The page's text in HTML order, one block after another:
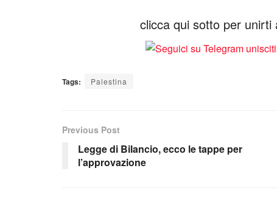
clicca qui sotto per
Tags: Palestina
Previous Post
Legge di Bilancio, ecco le tappe per
l’approvazione